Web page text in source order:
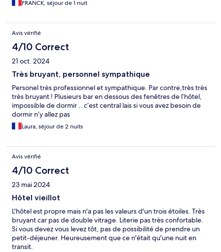
FRANCK, séjour de 1 nuit
Avis vérifié
4/10 Correct
21 oct. 2024
Très bruyant, personnel sympathique
Personel très professionnel et sympathique. Par contre,très très
très bruyant ! Plusieurs bar en dessous des fenêtres de l’hôtel,
impossible de dormir .. c’est central lais si vous avez besoin de
dormir n’y allez pas
Laura, séjour de 2 nuits
Avis vérifié
4/10 Correct
23 mai 2024
Hôtel vieillot
L'hôtel est propre mais n'a pas les valeurs d'un trois étoiles. Très
bruyant car pas de double vitrage. Literie pas très confortable.
Si vous devez vous levez tôt, pas de possibilité de prendre un
petit-déjeuner. Heureusement que ce n'était qu'une nuit en
transit.